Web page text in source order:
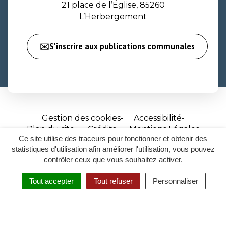
Ce site utilise des traceurs pour fonctionner et obtenir des
statistiques d'utilisation afin améliorer l'utilisation, vous pouvez
contrôler ceux que vous souhaitez activer.
Tout accepter Tout refuser Personnaliser
RECHERCHER
ACCESSIBILITÉ
21 place de l’Église, 85260
L’Herbergement
✉️S’inscrire aux publications communales
Gestion des cookies
Accessibilité
Plan du site
Crédits
Mentions Légales
Site
réalisé
par
Inovagora